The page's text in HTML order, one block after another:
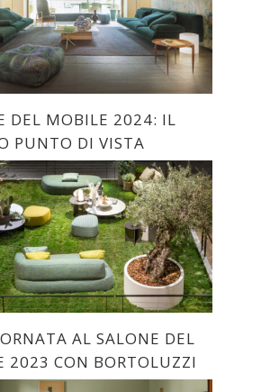
DEL MOBILE 2024: IL
PUNTO DI VISTA
AL SALONE DEL
2023 CON BORTOLUZZI